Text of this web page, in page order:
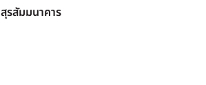
สุรสัมมนาคาร